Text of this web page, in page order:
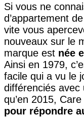
Si vous ne
d’appartement de
vite vous
nouveaux sur le
marque est née
Ainsi en 1979,
facile qui a vu le
différenciés avec
qu’en 2015,
pour répondre